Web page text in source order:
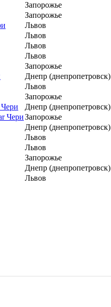
Запорожье
Запорожье
Львов
Львов
Львов
Львов
Запорожье
Днепр (днепропетровск)
Львов
Запорожье
Днепр (днепропетровск)
ЧериЗапорожье
Днепр (днепропетровск)
Львов
Львов
Запорожье
Днепр (днепропетровск)
Львов